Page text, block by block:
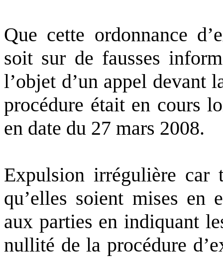
Que cette ordonnance
soit sur de fausses
l’objet d’un appel devant
procédure était en cours
en date du 27 mars 2008.
Expulsion irrégulière car
qu’elles soient mises en
aux parties en indiquant
nullité de la procédure